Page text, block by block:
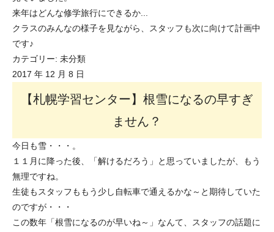
来年はどんな修学旅行にできるか...
クラスのみんなの様子を見ながら、スタッフも次に向けて計画中
です♪
カテゴリー: 未分類
2017 年 12 月 8 日
【札幌学習センター】根雪になるの早すぎ
ません？
今日も雪・・・。
１１月に降った後、「解けるだろう」と思っていましたが、もう
無理ですね。
生徒もスタッフももう少し自転車で通えるかな～と期待していた
のですが・・・
この数年「根雪になるのが早いね～」なんて、スタッフの話題に